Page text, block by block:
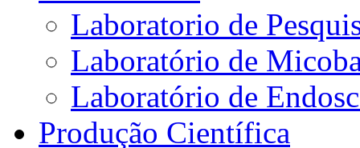
Laboratorio de
Laboratório de
Laboratório de
Produção Científica